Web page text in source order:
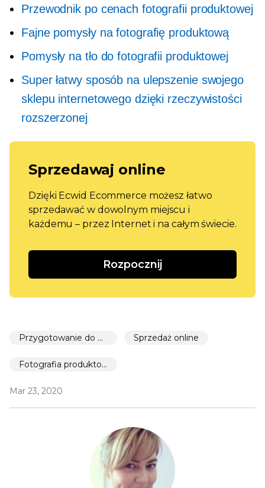
Przewodnik po cenach fotografii produktowej
Fajne pomysły na fotografię produktową
Pomysły na tło do fotografii produktowej
Super łatwy sposób na ulepszenie swojego
sklepu internetowego dzięki rzeczywistości
rozszerzonej
Sprzedawaj online
Dzięki Ecwid Ecommerce możesz łatwo
sprzedawać w dowolnym miejscu i
każdemu – przez Internet i na całym świecie.
Rozpocznij
Przygotowanie do uruchomienia Sprzedaż online
Fotografia produktowa
Mar 23, 2020